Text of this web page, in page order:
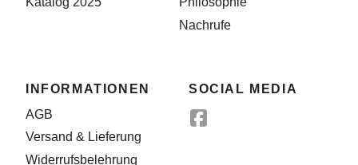
Nachrufe
INFORMATIONEN
AGB
Versand & Lieferung
Widerrufsbelehrung
SOCIAL MEDIA